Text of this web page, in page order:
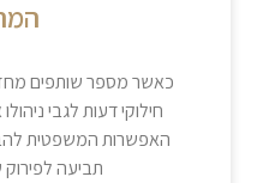
כאשר מספר שותפים
חילוקי דעות לגבי
האפשרות המשפטית
תביעה